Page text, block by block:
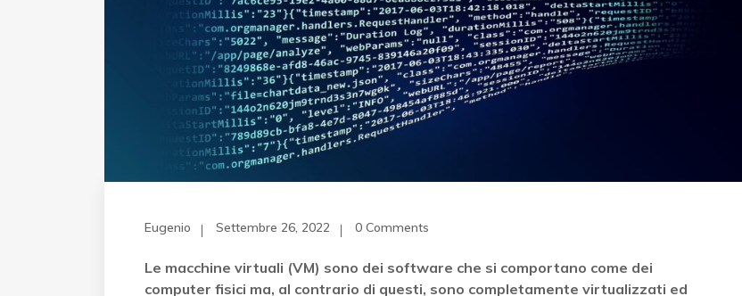
Eugenio Settembre 26, 2022 0 Comments
Le macchine virtuali (VM) sono dei software che si comportano come dei
computer fisici ma, al contrario di questi, sono completamente virtualizzati ed